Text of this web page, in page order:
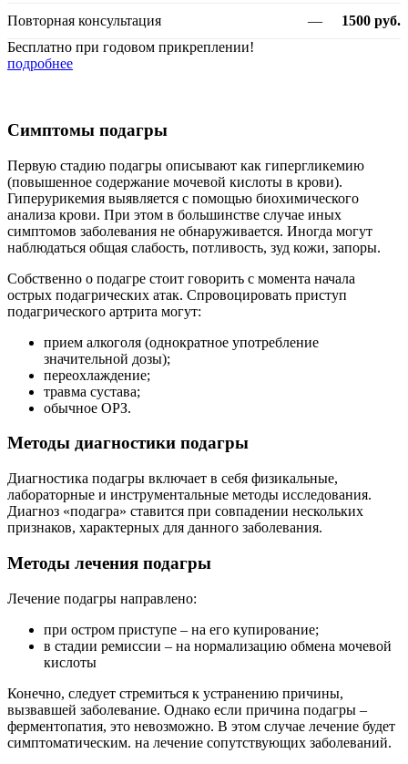
Повторная консультация —
1500 руб.
Бесплатно при годовом прикреплении!
подробнее
Симптомы подагры
Первую стадию подагры описывают как гипергликемию
(повышенное содержание мочевой кислоты в крови).
Гиперурикемия выявляется с помощью биохимического
анализа крови. При этом в большинстве случае иных
симптомов заболевания не обнаруживается. Иногда могут
наблюдаться общая слабость, потливость, зуд кожи, запоры.
Собственно о подагре стоит говорить с момента начала
острых подагрических атак. Спровоцировать приступ
подагрического артрита могут:
прием алкоголя (однократное употребление
значительной дозы);
переохлаждение;
травма сустава;
обычное ОРЗ.
Методы диагностики подагры
Диагностика подагры включает в себя физикальные,
лабораторные и инструментальные методы исследования.
Диагноз «подагра» ставится при совпадении нескольких
признаков, характерных для данного заболевания.
Методы лечения подагры
Лечение подагры направлено:
при остром приступе – на его купирование;
в стадии ремиссии – на нормализацию обмена мочевой
кислоты
Конечно, следует стремиться к устранению причины,
вызвавшей заболевание. Однако если причина подагры –
ферментопатия, это невозможно. В этом случае лечение будет
симптоматическим. на лечение сопутствующих заболеваний.